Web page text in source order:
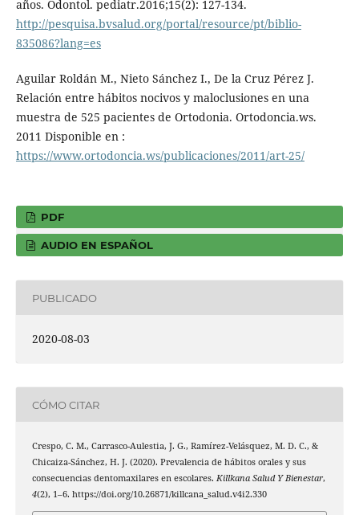
años. Odontol. pediatr.2016;15(2): 127-134.
http://pesquisa.bvsalud.org/portal/resource/pt/biblio-
835086?lang=es
Aguilar Roldán M., Nieto Sánchez I., De la Cruz Pérez J.
Relación entre hábitos nocivos y maloclusiones en una
muestra de 525 pacientes de Ortodonia. Ortodoncia.ws.
2011 Disponible en :
https://www.ortodoncia.ws/publicaciones/2011/art-25/
PDF
AUDIO EN ESPAÑOL
PUBLICADO
2020-08-03
CÓMO CITAR
Crespo, C. M., Carrasco-Aulestia, J. G., Ramírez-Velásquez, M. D. C., &
Chicaiza-Sánchez, H. J. (2020). Prevalencia de hábitos orales y sus
consecuencias dentomaxilares en escolares. Killkana Salud Y Bienestar,
4(2), 1–6. https://doi.org/10.26871/killcana_salud.v4i2.330